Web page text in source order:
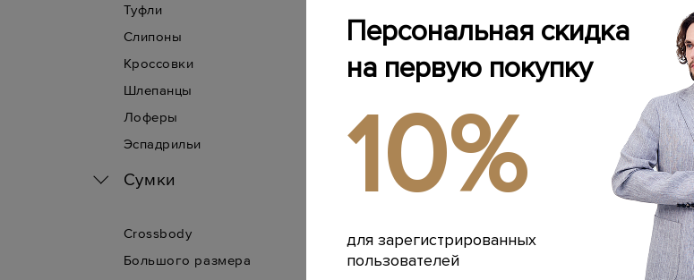
Туфли
Слипоны
Кроссовки
Шлепанцы
Лоферы
Эспадрильи
Сумки
Crossbody
Большого размера
Персональная скидка
на первую покупку
10%
для зарегистрированных
пользователей